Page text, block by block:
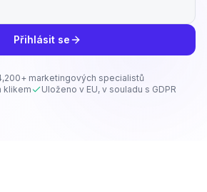
Přihlásit se
marketingových specialistů
klikem
Uloženo v EU, v souladu s GDPR